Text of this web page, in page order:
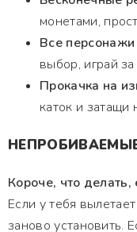
монетами,
Все
выбор, играй
Прокачка на
каток и затащи
Короче, что делать,
Если у тебя
заново установить.